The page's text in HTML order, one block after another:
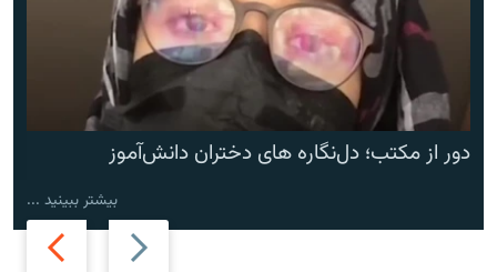
Previous
slide
Next
slide
دور از مکتب؛ دل‌نگاره های دختران دانش‌آموز
بیشتر ببینید ...